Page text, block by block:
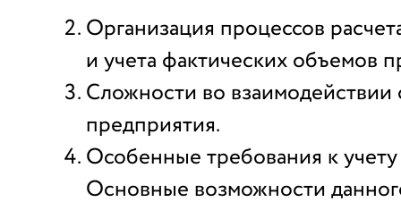
Организация процессов
и учета фактических объемов
Сложности во
предприятия.
Особенные требования к учету
Основные возможности